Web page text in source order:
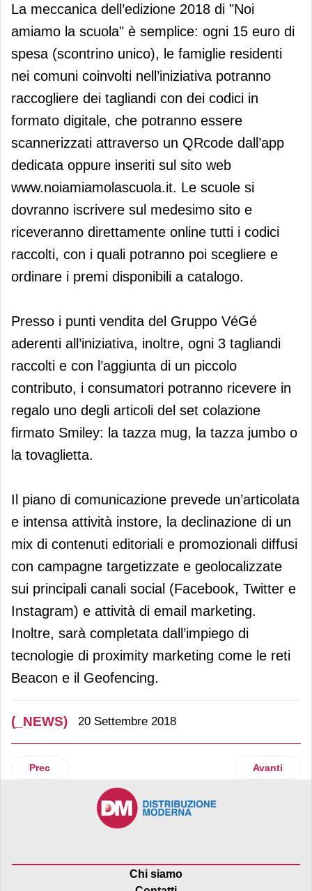
La meccanica dell’edizione 2018 di "Noi
amiamo la scuola" è semplice: ogni 15 euro di
spesa (scontrino unico), le famiglie residenti
nei comuni coinvolti nell’iniziativa potranno
raccogliere dei tagliandi con dei codici in
formato digitale, che potranno essere
scannerizzati attraverso un QRcode dall’app
dedicata oppure inseriti sul sito web
www.noiamiamolascuola.it. Le scuole si
dovranno iscrivere sul medesimo sito e
riceveranno direttamente online tutti i codici
raccolti, con i quali potranno poi scegliere e
ordinare i premi disponibili a catalogo.
Presso i punti vendita del Gruppo VéGé
aderenti all’iniziativa, inoltre, ogni 3 tagliandi
raccolti e con l’aggiunta di un piccolo
contributo, i consumatori potranno ricevere in
regalo uno degli articoli del set colazione
firmato Smiley: la tazza mug, la tazza jumbo o
la tovaglietta.
Il piano di comunicazione prevede un’articolata
e intensa attività instore, la declinazione di un
mix di contenuti editoriali e promozionali diffusi
con campagne targetizzate e geolocalizzate
sui principali canali social (Facebook, Twitter e
Instagram) e attività di email marketing.
Inoltre, sarà completata dall’impiego di
tecnologie di proximity marketing come le reti
Beacon e il Geofencing.
(_NEWS) 20 Settembre 2018
Articolo precedente: Lidl attiva il pagamento Google Pay
Prec Articolo
Avanti
Chi siamo